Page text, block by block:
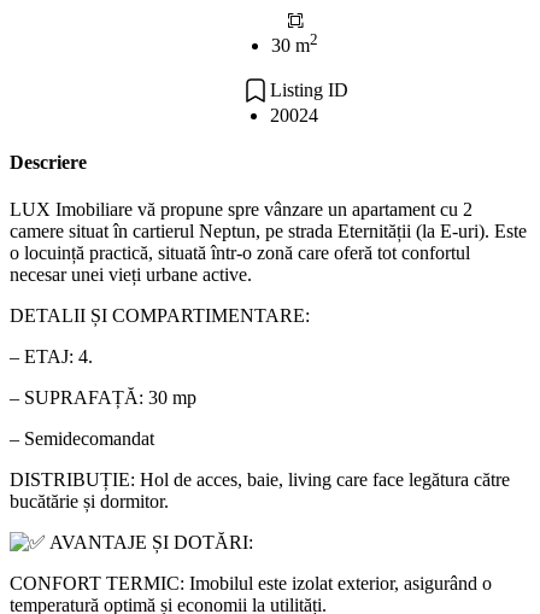
30 m2
Listing ID
20024
Descriere
LUX Imobiliare vă propune spre vânzare un apartament cu 2
camere situat în cartierul Neptun, pe strada Eternității (la E-uri). Este
o locuință practică, situată într-o zonă care oferă tot confortul
necesar unei vieți urbane active.
DETALII ȘI COMPARTIMENTARE:
– ETAJ: 4.
– SUPRAFAȚĂ: 30 mp
– Semidecomandat
DISTRIBUȚIE: Hol de acces, baie, living care face legătura către
bucătărie și dormitor.
AVANTAJE ȘI DOTĂRI:
CONFORT TERMIC: Imobilul este izolat exterior, asigurând o
temperatură optimă și economii la utilități.